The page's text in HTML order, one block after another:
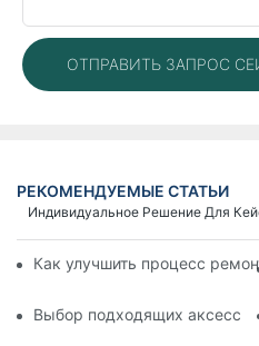
ОТПРАВИТЬ ЗАПРОС
РЕКОМЕНДУЕМЫЕ СТАТЬИ
Индивидуальное Решение Для
Как улучшить процесс
Выбор подходящих